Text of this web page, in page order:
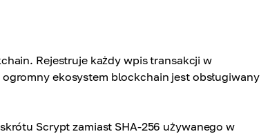
Rejestruje każdy wpis transakcji w
ekosystem blockchain jest obsługiwany
Scrypt zamiast SHA-256 używanego w